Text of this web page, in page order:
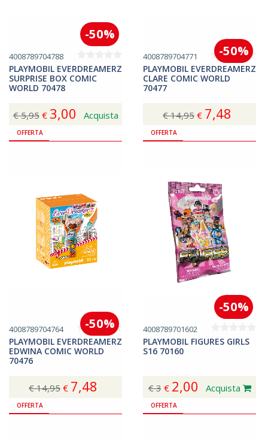
4008789704788
PLAYMOBIL EVERDREAMERZ
SURPRISE BOX COMIC
WORLD 70478
€ 5,95€ 3,00
-50%
Acquista
4008789704771
PLAYMOBIL EVERDREAMERZ
CLARE COMIC WORLD
70477
€ 14,95 € 7,48
-50%
OFFERTA
4008789704764
PLAYMOBIL EVERDREAMERZ
EDWINA COMIC WORLD
70476
€ 14,95 € 7,48
-50%
OFFERTA
4008789701602
PLAYMOBIL FIGURES GIRLS
S16 70160
€ 3€ 2,00
-50%
Acquista
OFFERTA OFFERTA